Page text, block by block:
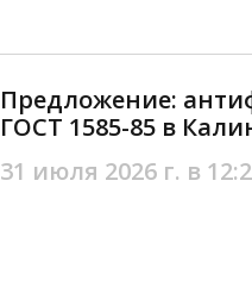
Предложение:
ГОСТ 1585-85 в
31 июля 2026 г. в